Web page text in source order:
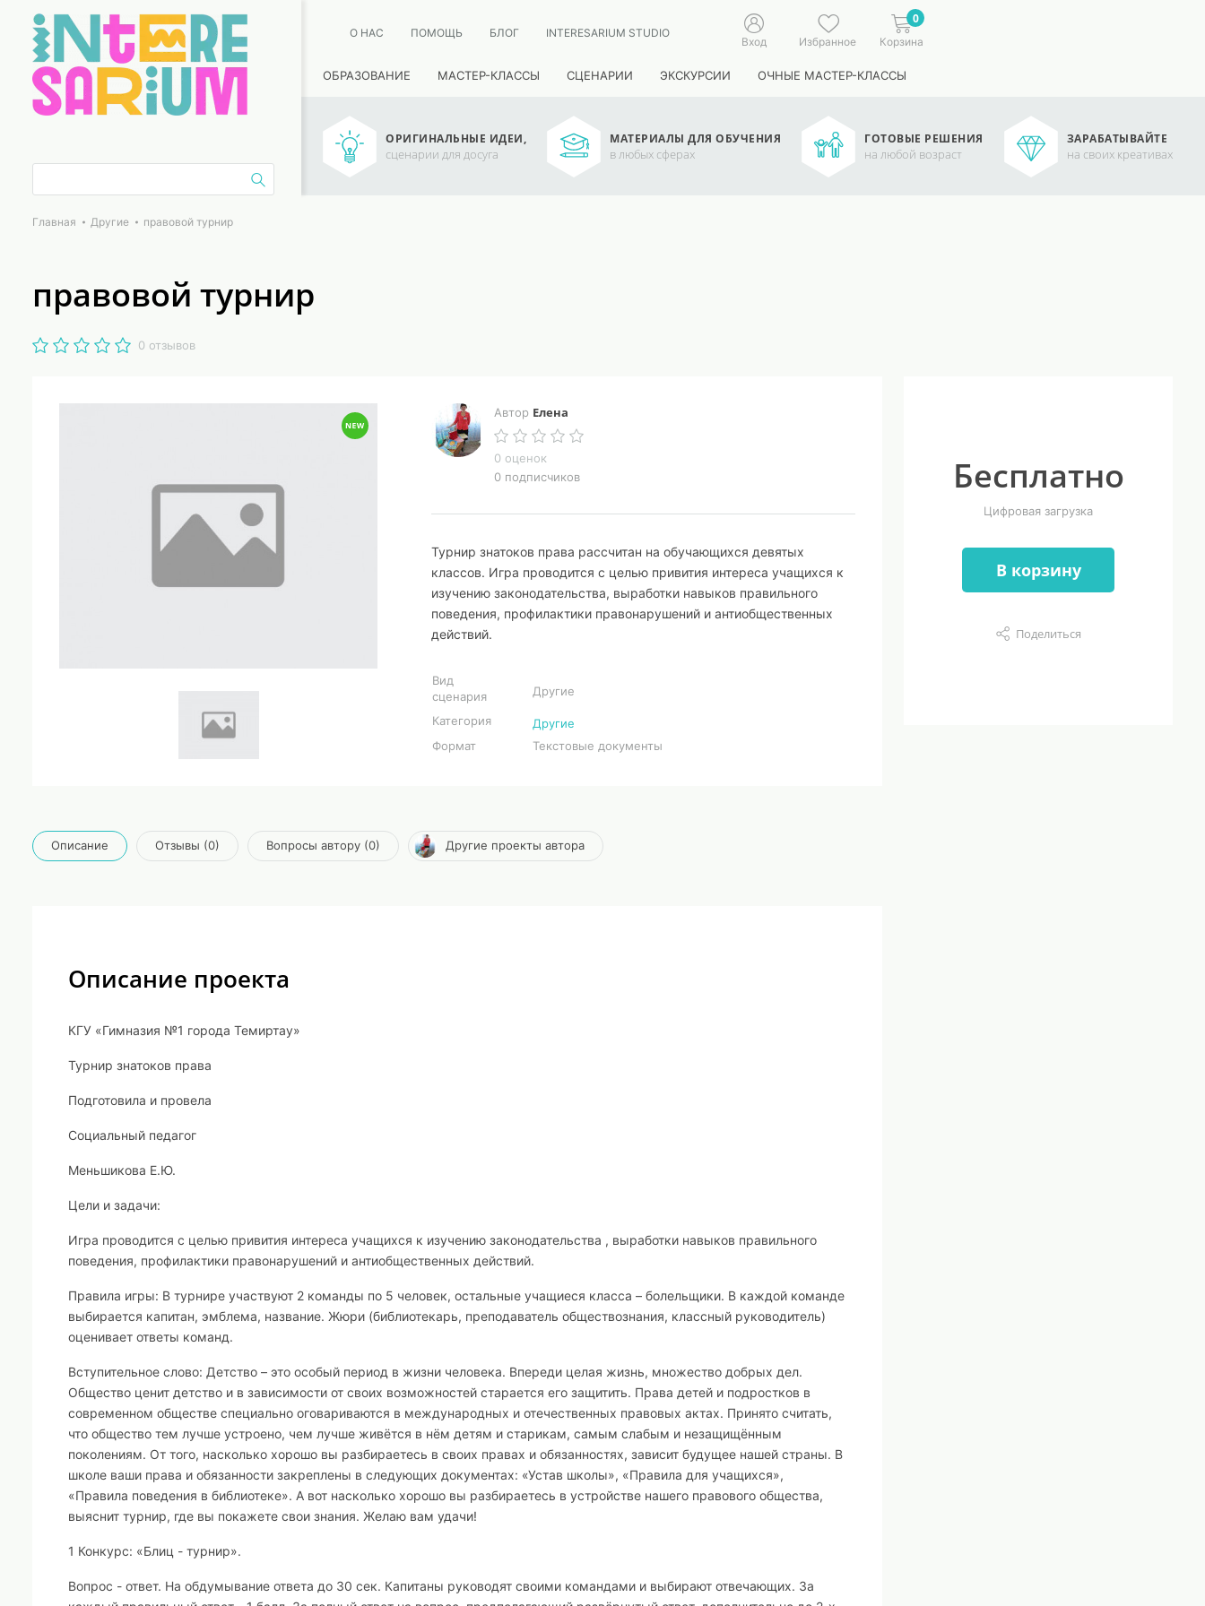
О НАС ПОМОЩЬ БЛОГ INTERESARIUM STUDIO
Вход Избранное
0
Корзина
ОБРАЗОВАНИЕ МАСТЕР-КЛАССЫ СЦЕНАРИИ ЭКСКУРСИИ ОЧНЫЕ МАСТЕР-КЛАССЫ
ОРИГИНАЛЬНЫЕ ИДЕИ,
сценарии для досуга
МАТЕРИАЛЫ ДЛЯ ОБУЧЕНИЯ
в любых сферах
ГОТОВЫЕ РЕШЕНИЯ
на любой возраст
ЗАРАБАТЫВАЙТЕ
на своих креативах
Главная Другие правовой турнир
правовой турнир
0 отзывов
Автор Елена
0 оценок
0 подписчиков
Турнир знатоков права рассчитан на обучающихся девятых
классов. Игра проводится с целью привития интереса учащихся к
изучению законодательства, выработки навыков правильного
поведения, профилактики правонарушений и антиобщественных
действий.
Вид
сценария
Другие
Категория
Другие
Формат
Текстовые документы
Бесплатно
Цифровая загрузка
В корзину
Поделиться
Описание Отзывы (0) Вопросы автору (0) Другие проекты автора
Описание проекта
КГУ «Гимназия №1 города Темиртау»
Турнир знатоков права
Подготовила и провела
Социальный педагог
Меньшикова Е.Ю.
Цели и задачи:
Игра проводится с целью привития интереса учащихся к изучению законодательства , выработки навыков правильного
поведения, профилактики правонарушений и антиобщественных действий.
Правила игры: В турнире участвуют 2 команды по 5 человек, остальные учащиеся класса – болельщики. В каждой команде
выбирается капитан, эмблема, название. Жюри (библиотекарь, преподаватель обществознания, классный руководитель)
оценивает ответы команд.
Вступительное слово: Детство – это особый период в жизни человека. Впереди целая жизнь, множество добрых дел.
Общество ценит детство и в зависимости от своих возможностей старается его защитить. Права детей и подростков в
современном обществе специально оговариваются в международных и отечественных правовых актах. Принято считать,
что общество тем лучше устроено, чем лучше живётся в нём детям и старикам, самым слабым и незащищённым
поколениям. От того, насколько хорошо вы разбираетесь в своих правах и обязанностях, зависит будущее нашей страны. В
школе ваши права и обязанности закреплены в следующих документах: «Устав школы», «Правила для учащихся»,
«Правила поведения в библиотеке». А вот насколько хорошо вы разбираетесь в устройстве нашего правового общества,
выяснит турнир, где вы покажете свои знания. Желаю вам удачи!
1 Конкурс: «Блиц - турнир».
Вопрос - ответ. На обдумывание ответа до 30 сек. Капитаны руководят своими командами и выбирают отвечающих. За